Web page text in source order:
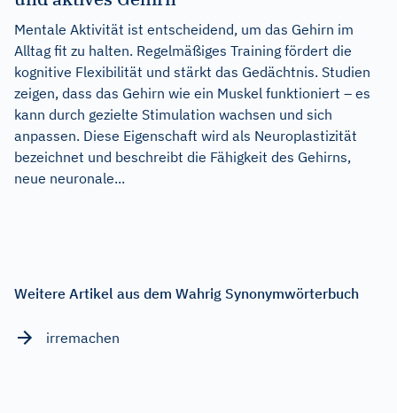
Mentale Aktivität ist entscheidend, um das Gehirn im
Alltag fit zu halten. Regelmäßiges Training fördert die
kognitive Flexibilität und stärkt das Gedächtnis. Studien
zeigen, dass das Gehirn wie ein Muskel funktioniert – es
kann durch gezielte Stimulation wachsen und sich
anpassen. Diese Eigenschaft wird als Neuroplastizität
bezeichnet und beschreibt die Fähigkeit des Gehirns,
neue neuronale...
Weitere Artikel aus dem Wahrig Synonymwörterbuch
irremachen